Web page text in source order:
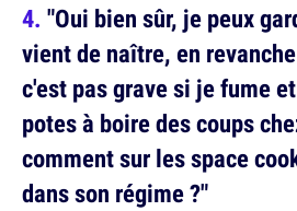
"Oui bien sûr, je peux
vient de naître, en
c'est pas grave si je fume
potes à boire des coups
comment sur les space
dans son régime ?"